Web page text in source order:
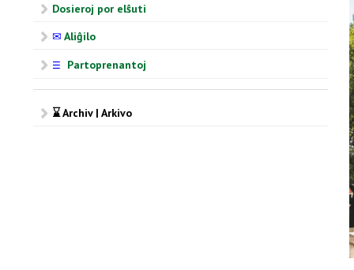
Dosieroj por elŝuti
✉ Aliĝilo
☰ Partoprenantoj
⌛ Archiv | Arkivo